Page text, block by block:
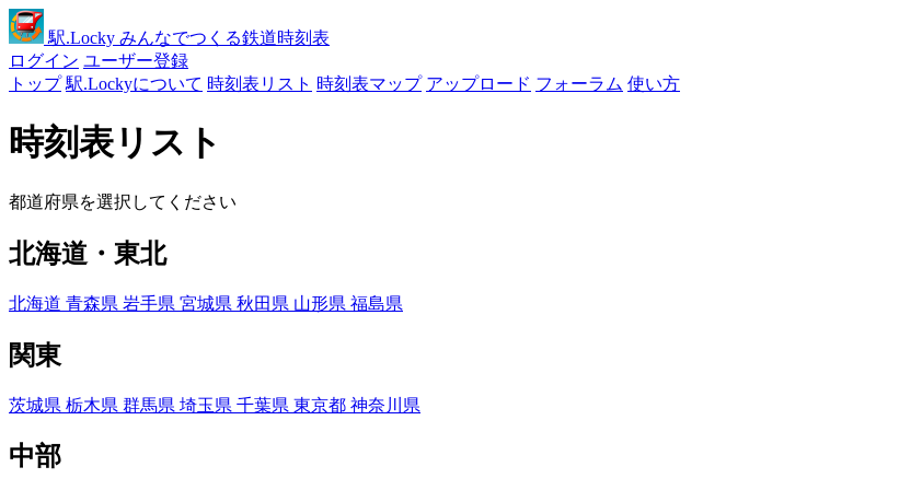
駅.Locky みんなでつくる鉄道時刻表
ログイン ユーザー登録
トップ 駅.Lockyについて 時刻表リスト 時刻表マップ アップロード フォーラム 使い方
時刻表リスト
都道府県を選択してください
北海道・東北
北海道 青森県 岩手県 宮城県 秋田県 山形県 福島県
関東
茨城県 栃木県 群馬県 埼玉県 千葉県 東京都 神奈川県
中部